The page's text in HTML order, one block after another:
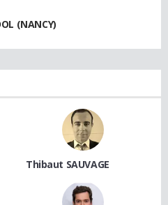
(NANCY)
Thibaut SAUVAGE